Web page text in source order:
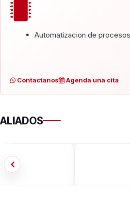
Automatizacion de
Contactanos Agenda una cita
ALIADOS